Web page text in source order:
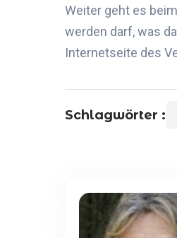
Weiter geht es
werden darf, was
Internetseite des
Schlagwörter :